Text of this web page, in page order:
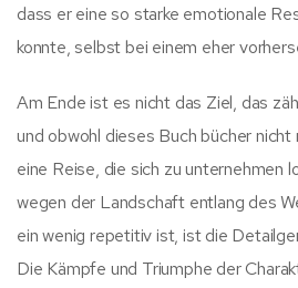
dass er eine so starke emotionale
konnte, selbst bei einem eher
Am Ende ist es nicht das Ziel, das
und obwohl dieses Buch bücher
eine Reise, die sich zu unternehmen
wegen der Landschaft entlang des
ein wenig repetitiv ist, ist die
Die Kämpfe und Triumphe der